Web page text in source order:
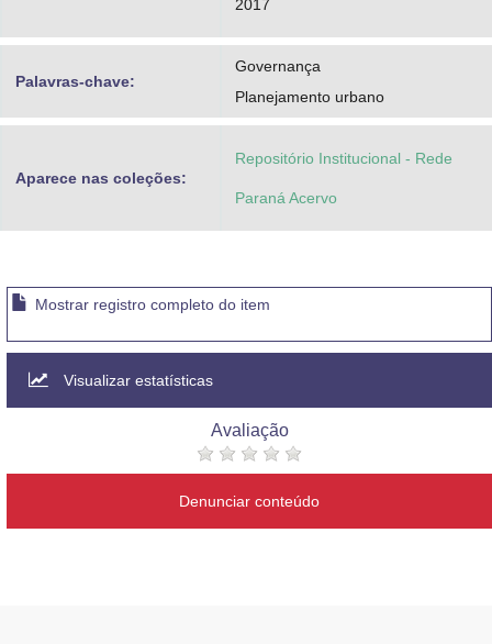
2017
Palavras-chave:
Governança
Planejamento urbano
Aparece nas coleções:
Repositório Institucional - Rede
Paraná Acervo
Mostrar registro completo do item
Visualizar estatísticas
Avaliação
Denunciar conteúdo